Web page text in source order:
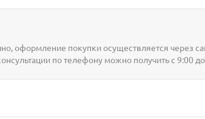
оформление покупки осуществляется через
по телефону можно получить с 9:00